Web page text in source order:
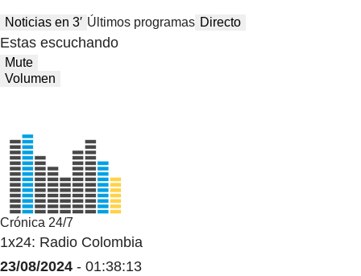
Noticias en 3′ Últimos programas Directo
Estas escuchando
Mute
Volumen
Crónica 24/7
1x24: Radio Colombia
23/08/2024 - 01:38:13